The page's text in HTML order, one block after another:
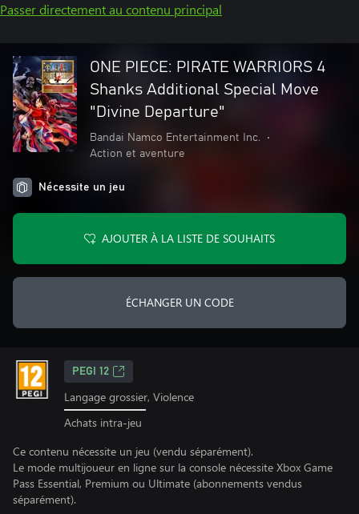
Passer directement au contenu principal
ONE PIECE: PIRATE WARRIORS 4
Shanks Additional Special Move
"Divine Departure"
Bandai Namco Entertainment Inc.
•
Action et aventure
Nécessite un jeu
AJOUTER À LA LISTE DE SOUHAITS
ÉCHANGER UN CODE
PEGI 12
Langage grossier, Violence
Achats intra-jeu
Ce contenu nécessite un jeu (vendu séparément).
Le mode multijoueur en ligne sur la console nécessite Xbox Game
Pass Essential, Premium ou Ultimate (abonnements vendus
séparément).